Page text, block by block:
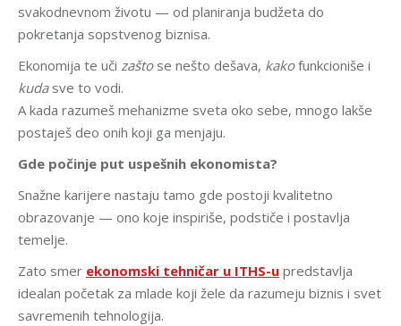
svakodnevnom životu — od planiranja budžeta do
pokretanja sopstvenog biznisa.
Ekonomija te uči zaštose nešto dešava, kakofunkcioniše i
kudasve to vodi.
A kada razumeš mehanizme sveta oko sebe, mnogo lakše
postaješ deo onih koji ga menjaju.
Gde počinje put uspešnih ekonomista?
Snažne karijere nastaju tamo gde postoji kvalitetno
obrazovanje — ono koje inspiriše, podstiče i postavlja
temelje.
Zato smer ekonomski tehničar u ITHS-u predstavlja
idealan početak za mlade koji žele da razumeju biznis i svet
savremenih tehnologija.